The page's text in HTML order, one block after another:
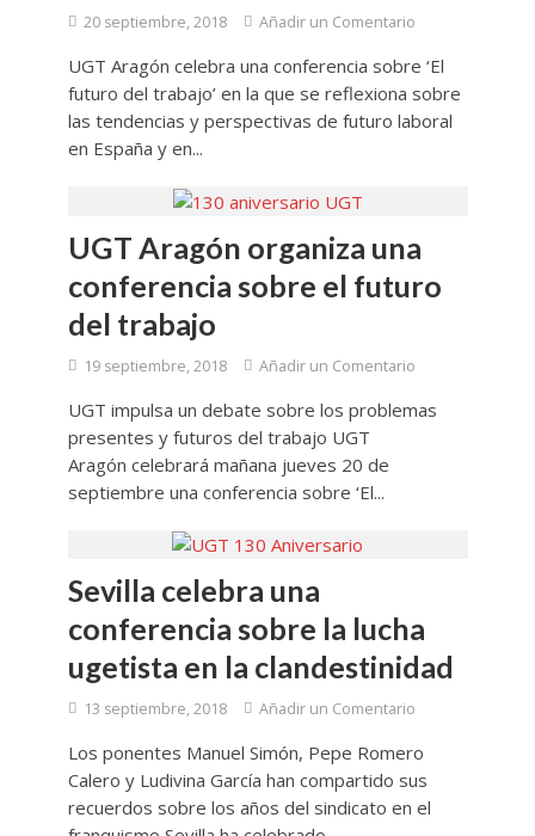
20 septiembre, 2018 Añadir un Comentario
UGT Aragón celebra una conferencia sobre ‘El
futuro del trabajo’ en la que se reflexiona sobre
las tendencias y perspectivas de futuro laboral
en España y en...
UGT Aragón organiza una
conferencia sobre el futuro
del trabajo
19 septiembre, 2018 Añadir un Comentario
UGT impulsa un debate sobre los problemas
presentes y futuros del trabajo UGT
Aragón celebrará mañana jueves 20 de
septiembre una conferencia sobre ‘El...
Sevilla celebra una
conferencia sobre la lucha
ugetista en la clandestinidad
13 septiembre, 2018 Añadir un Comentario
Los ponentes Manuel Simón, Pepe Romero
Calero y Ludivina García han compartido sus
recuerdos sobre los años del sindicato en el